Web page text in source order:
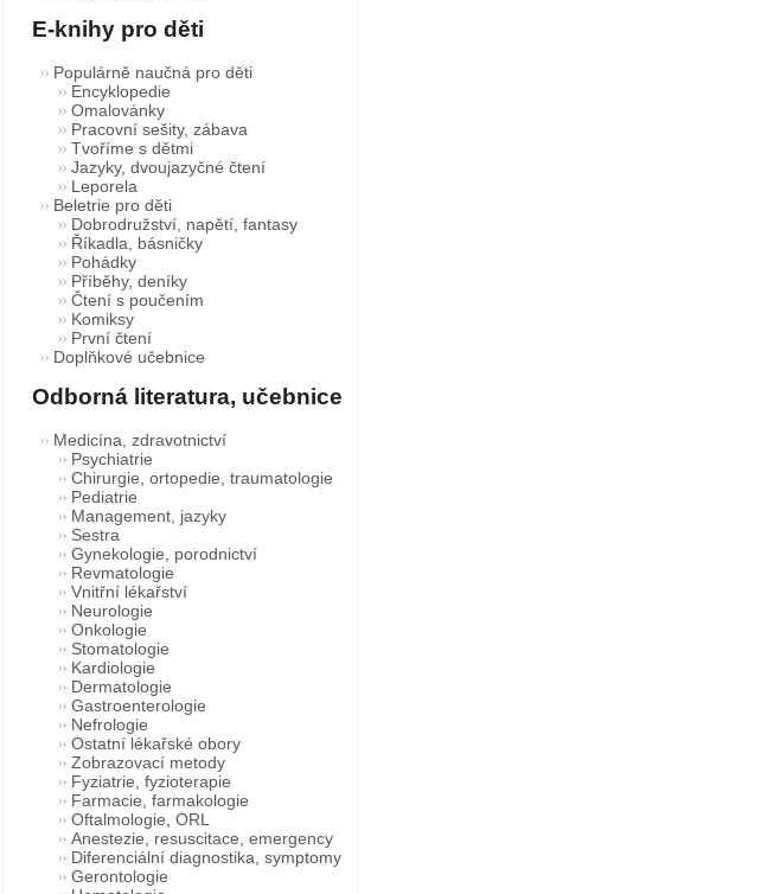
E-knihy pro děti
Populárně naučná pro děti
Encyklopedie
Omalovánky
Pracovní sešity, zábava
Tvoříme s dětmi
Jazyky, dvoujazyčné čtení
Leporela
Beletrie pro děti
Dobrodružství, napětí, fantasy
Říkadla, básničky
Pohádky
Příběhy, deníky
Čtení s poučením
Komiksy
První čtení
Doplňkové učebnice
Odborná literatura, učebnice
Medicína, zdravotnictví
Psychiatrie
Chirurgie, ortopedie, traumatologie
Pediatrie
Management, jazyky
Sestra
Gynekologie, porodnictví
Revmatologie
Vnitřní lékařství
Neurologie
Onkologie
Stomatologie
Kardiologie
Dermatologie
Gastroenterologie
Nefrologie
Ostatní lékařské obory
Zobrazovací metody
Fyziatrie, fyzioterapie
Farmacie, farmakologie
Oftalmologie, ORL
Anestezie, resuscitace, emergency
Diferenciální diagnostika, symptomy
Gerontologie